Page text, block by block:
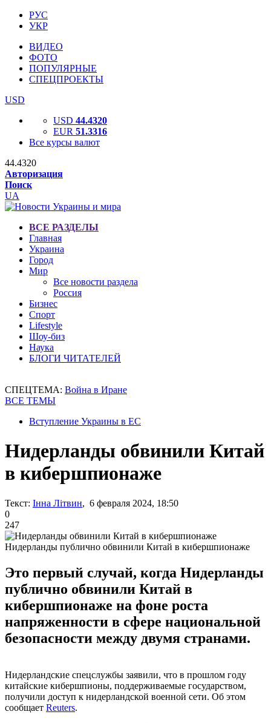
РУС
УКР
ВИДЕО
ФОТО
ПОПУЛЯРНЫЕ
СПЕЦПРОЕКТЫ
USD
USD 44.4320
EUR 51.3316
Все курсы валют
44.4320
Авторизация
Поиск
UA
ВСЕ РАЗДЕЛЫ
Главная
Украина
Город
Мир
Все новости раздела
Россия
Бизнес
Спорт
Lifestyle
Шоу-биз
Наука
БЛОГИ ЧИТАТЕЛЕЙ
СПЕЦТЕМА: Война в Иране
ВСЕ ТЕМЫ
Вступление Украины в ЕС
Нидерланды обвинили Китай
в кибершпионаже
Текст: Інна Літвин, 6 февраля 2024, 18:50
0
247
Нидерланды публично обвинили Китай в кибершпионаже
Это первый случай, когда Нидерланды
публично обвинили Китай в
кибершпионаже на фоне роста
напряженности в сфере национальной
безопасности между двумя странами.
Нидерландские спецслужбы заявили, что в прошлом году
китайские кибершпионы, поддерживаемые государством,
получили доступ к нидерландской военной сети. Об этом
сообщает Reuters.